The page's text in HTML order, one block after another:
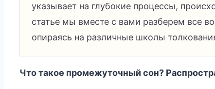
указывает на глубокие процессы,
статье мы вместе с вами разберем все
опираясь на различные школы
Что такое промежуточный сон?